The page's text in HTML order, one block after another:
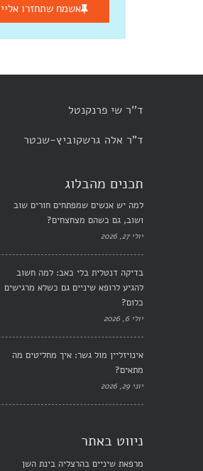
אשמח שתחזרו אליי
ד''ר שי פרנקנטל
ד"ר אלה גרשקוביץ-שכטר
תכנים מהבלוג
למה יש אנשים שמפתחים חורים שוב
ושוב, גם כשהם מצחצחים?
יולי 27, 2026
בדיקה דנטלית בלי כאב: למה חשוב
להגיע לרופא שיניים גם כשלא מרגישים
כלום?
יולי 6, 2026
אינויזליין מול גשר: איך מחליטים מה
מתאים?
יוני 29, 2026
ניווט באתר
מרפאת שיניים בהרצליה בינת השן